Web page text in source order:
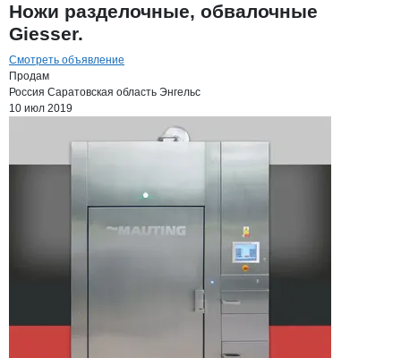
Ножи разделочные, обвалочные
Giesser.
Смотреть объявление
Продам
Россия Саратовская область Энгельс
10 июл 2019